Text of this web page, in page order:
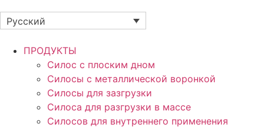
Русский
ПРОДУКТЫ
Силос с плоским дном
Силосы с металлической воронкой
Силосы для зазгрузки
Силоса для разгрузки в массе
Силосов для внутреннего применения